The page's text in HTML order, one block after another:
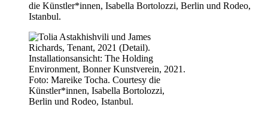
die Künstler*innen, Isabella Bortolozzi, Berlin und Rodeo,
Istanbul.